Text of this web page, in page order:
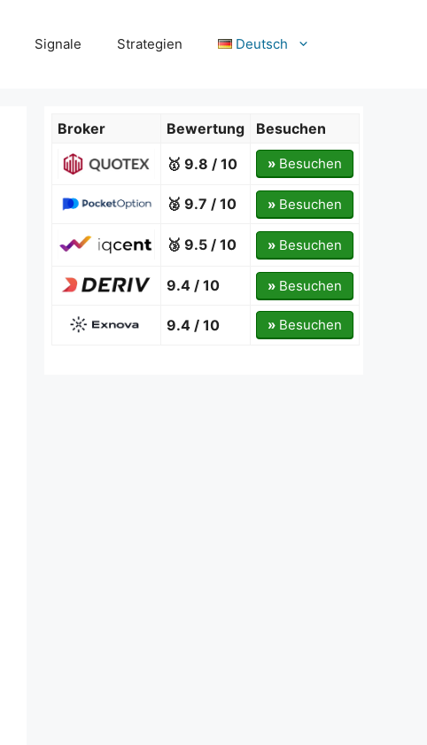
Signale Strategien Deutsch
Broker Bewertung
Besuchen
🥇 9.8 / 10
»Besuchen
🥈 9.7 / 10 »Besuchen
🥉 9.5 / 10 »Besuchen
9.4 / 10 »Besuchen
9.4 / 10 »Besuchen